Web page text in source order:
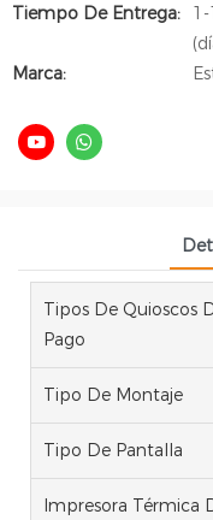
Tiempo De Entrega:
1-
Marca:
Tipos De Quioscos
Pago
Tipo De Montaje
Tipo De Pantalla
Impresora Térmica